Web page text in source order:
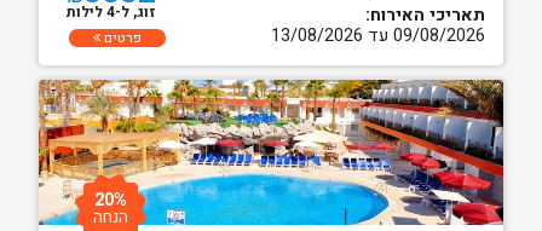
תאריכי האירוח:
09/08/2026 עד 13/08/2026
זוג, ל-4 לילות
פרטים
20%
הנחה